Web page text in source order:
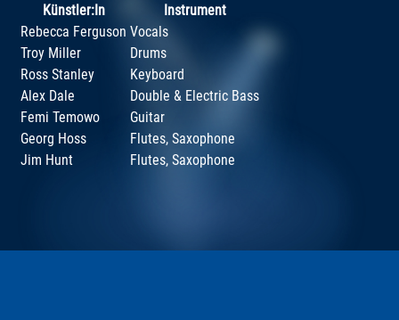
Künstler:In
Instrument
Rebecca Ferguson Vocals
Troy Miller
Drums
Ross Stanley
Keyboard
Alex Dale
Double & Electric Bass
Femi Temowo
Guitar
Georg Hoss
Flutes, Saxophone
Jim Hunt
Flutes, Saxophone